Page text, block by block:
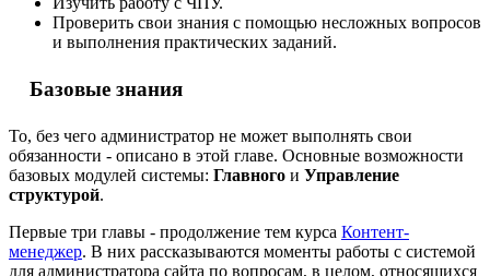
Проверить свои знания с помощью несложных вопросов
и выполнения практических заданий.
Базовые знания
То, без чего администратор не может выполнять свои
обязанности - описано в этой главе. Основные возможности
базовых модулей системы: Главного и Управление
структурой.
Первые три главы - продолжение тем курса Контент-
менеджер. В них рассказываются моменты работы с системой
для администратора сайта по вопросам, в целом, относящихся